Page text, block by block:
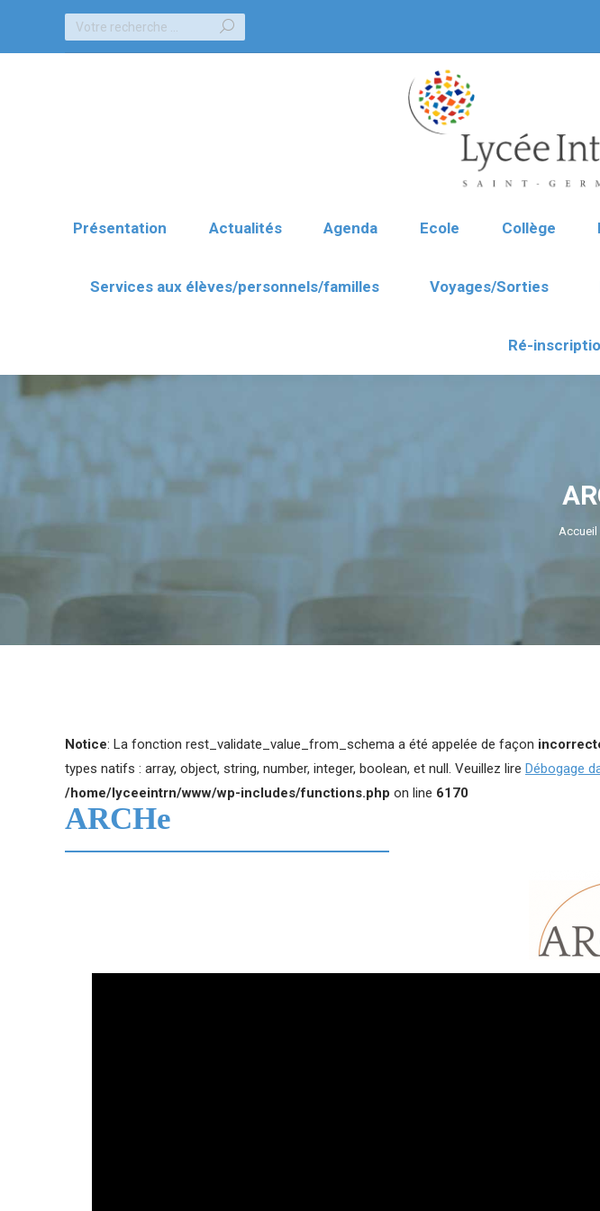
Recherche
:
Présentation Actualités Agenda Ecole Collège
Services aux élèves/personnels/familles Voyages/Sorties
Ré-
Vous
Accueil
Notice: La fonction rest_validate_value_from_schema a été appelée de façon
types natifs : array, object, string, number, integer, boolean, et null. Veuillez lire Débogage
/home/lyceeintrn/www/wp-includes/functions.php on line 6170
ARCHe
Présentation Actualités
Voyages/Sorties
Ré-